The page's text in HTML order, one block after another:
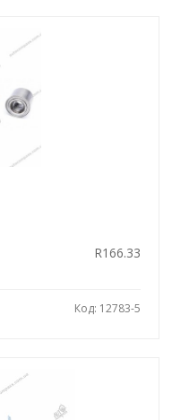
R166.33
Код: 12783-5